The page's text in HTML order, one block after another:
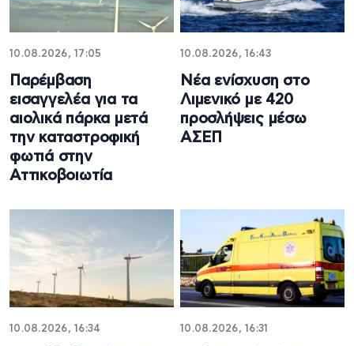
10.08.2026, 17:05
Παρέμβαση
εισαγγελέα για τα
αιολικά πάρκα μετά
την καταστροφική
φωτιά στην
Αττικοβοιωτία
10.08.2026, 16:43
Νέα ενίσχυση στο
Λιμενικό με 420
προσλήψεις μέσω
ΑΣΕΠ
10.08.2026, 16:34 10.08.2026, 16:31